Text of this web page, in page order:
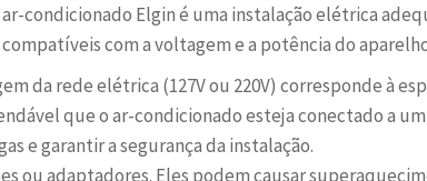
condicionado Elgin é uma instalação elétrica
com a voltagem e a potência do
da rede elétrica (127V ou 220V) corresponde à
que o ar-condicionado esteja conectado a
e garantir a segurança da instalação.
ou adaptadores. Eles podem causar